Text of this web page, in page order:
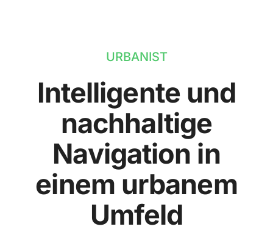
URBANIST
Intelligente und
nachhaltige
Navigation in
einem urbanem
Umfeld